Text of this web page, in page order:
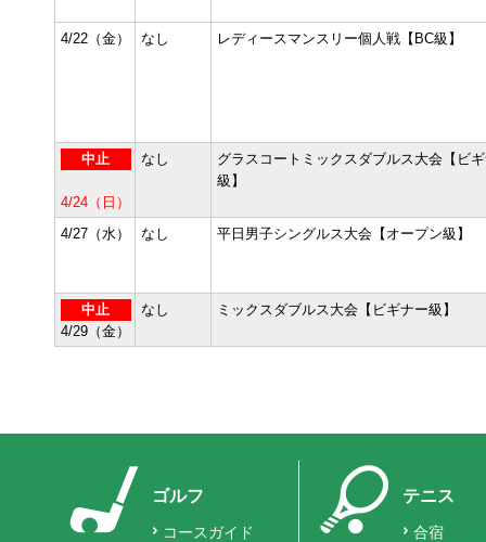
4/22（金） なし レディースマンスリー個人戦【BC級】
中止
4/24（日）
なし
グラスコートミックスダブルス大会【ビ
級】
4/27（水） なし 平日男子シングルス大会【オープン級】
中止
4/29（金）
なし ミックスダブルス大会【ビギナー級】
ゴルフ
コースガイド
テニス
合宿